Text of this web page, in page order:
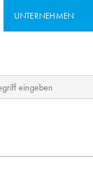
UNTERNEHMEN